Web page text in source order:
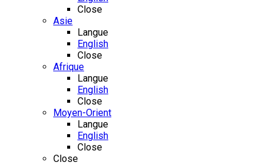
Close
Asie
Langue
English
Close
Afrique
Langue
English
Close
Moyen-Orient
Langue
English
Close
Close